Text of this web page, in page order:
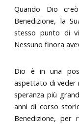
Quando Dio
Benedizione, la
stesso punto di
Nessuno finora
Dio è in una
aspettato di veder
speranza più
anni di corso
Benedizione, per